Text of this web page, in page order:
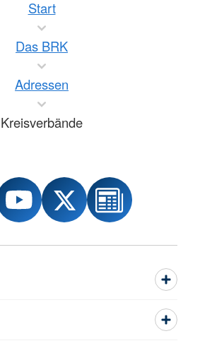
Start
Das BRK
Adressen
Kreisverbände